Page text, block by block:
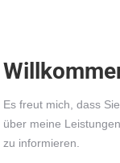
Es freut mich, dass
über meine
zu informieren.